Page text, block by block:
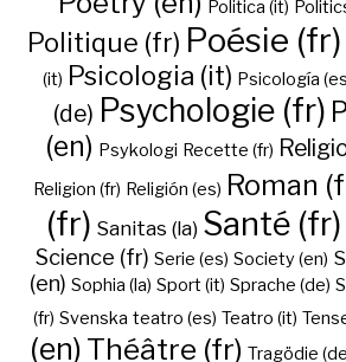
Politica (it)
Politique (fr) Poésie (fr)
(it) Psicologia (it) Psicología
(de) Psychologie (fr)
(en) Psykologi Recette (fr)
Religion (fr) Religión (es) Roman
(fr) Sanitas (la) Santé (fr)
Science (fr) Serie (es) Society (en)
(en) Sophia (la) Sport (it) Sprache (de)
(fr) Svenska teatro (es) Teatro (it)
(en) Théâtre (fr) Tragödie